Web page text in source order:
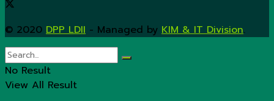
© 2020 DPP LDII - Managed by KIM & IT Division.
No Result
View All Result